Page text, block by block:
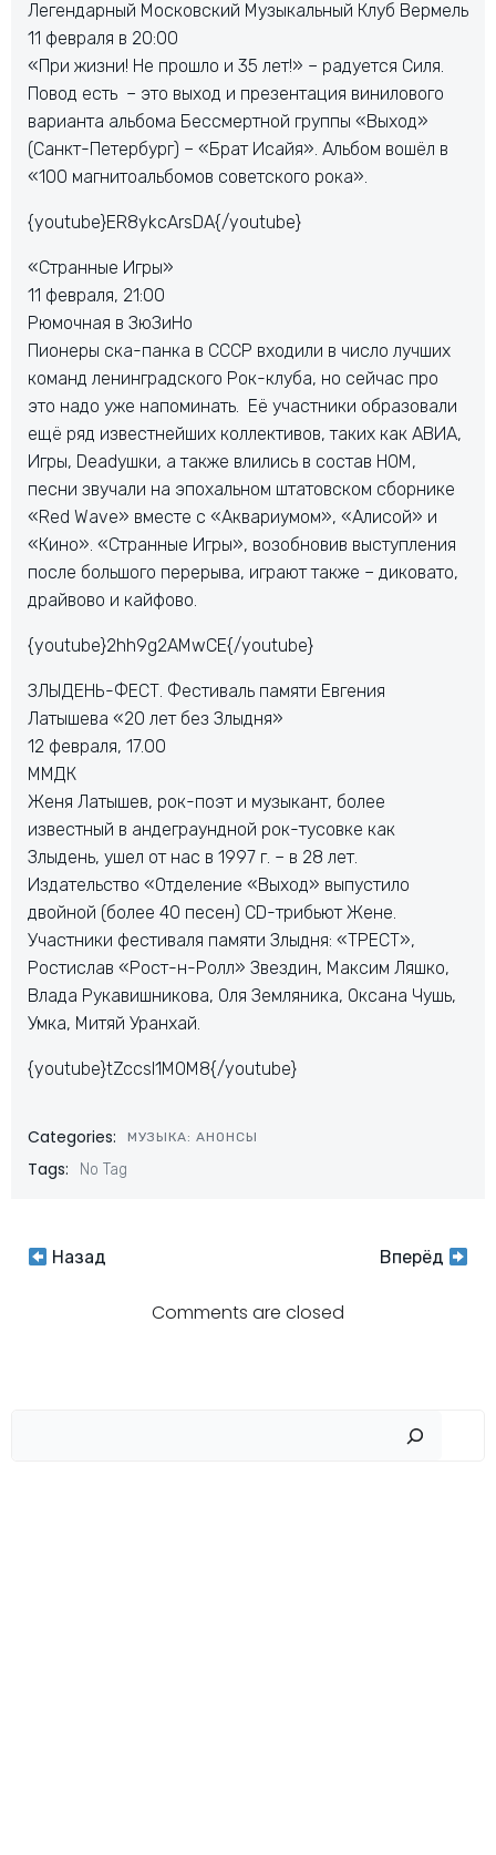
Легендарный Московский Музыкальный Клуб Вермель
11 февраля в 20:00
«При жизни! Не прошло и 35 лет!» – радуется Силя.
Повод есть – это выход и презентация винилового
варианта альбома Бессмертной группы «Выход»
(Санкт-Петербург) – «Брат Исайя». Альбом вошёл в
«100 магнитоальбомов советского рока».
{youtube}ER8ykcArsDA{/youtube}
«Странные Игры»
11 февраля, 21:00
Рюмочная в ЗюЗиНо
Пионеры ска-панка в СССР входили в число лучших
команд ленинградского Рок-клуба, но сейчас про
это надо уже напоминать. Её участники образовали
ещё ряд известнейших коллективов, таких как АВИА,
Игры, Deadушки, а также влились в состав НОМ,
песни звучали на эпохальном штатовском сборнике
«Red Wave» вместе с «Аквариумом», «Алисой» и
«Кино». «Странные Игры», возобновив выступления
после большого перерыва, играют также – диковато,
драйвово и кайфово.
{youtube}2hh9g2AMwCE{/youtube}
ЗЛЫДЕНЬ-ФЕСТ. Фестиваль памяти Евгения
Латышева «20 лет без Злыдня»
12 февраля, 17.00
ММДК
Женя Латышев, рок-поэт и музыкант, более
известный в андеграундной рок-тусовке как
Злыдень, ушел от нас в 1997 г. – в 28 лет.
Издательство «Отделение «Выход» выпустило
двойной (более 40 песен) CD-трибьют Жене.
Участники фестиваля памяти Злыдня: «ТРЕСТ»,
Ростислав «Рост-н-Ролл» Звездин, Максим Ляшко,
Влада Рукавишникова, Оля Земляника, Оксана Чушь,
Умка, Митяй Уранхай.
{youtube}tZccsl1MOM8{/youtube}
Categories: МУЗЫКА: АНОНСЫ
Tags: No Tag
Навигация
Назад
Навигация
по
Вперёд
Comments are closed